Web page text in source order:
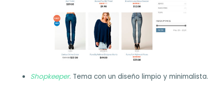
Shopkeeper. Tema con un diseño limpio y minimalista.